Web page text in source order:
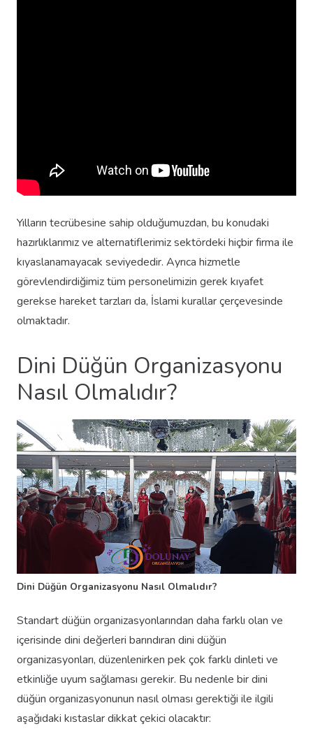
Yılların tecrübesine sahip olduğumuzdan, bu konudaki
hazırlıklarımız ve alternatiflerimiz sektördeki hiçbir firma ile
kıyaslanamayacak seviyededir. Ayrıca hizmetle
görevlendirdiğimiz tüm personelimizin gerek kıyafet
gerekse hareket tarzları da, İslami kurallar çerçevesinde
olmaktadır.
Dini Düğün Organizasyonu
Nasıl Olmalıdır?
Dini Düğün Organizasyonu Nasıl Olmalıdır?
Standart düğün organizasyonlarından daha farklı olan ve
içerisinde dini değerleri barındıran dini düğün
organizasyonları, düzenlenirken pek çok farklı dinleti ve
etkinliğe uyum sağlaması gerekir. Bu nedenle bir dini
düğün organizasyonunun nasıl olması gerektiği ile ilgili
aşağıdaki kıstaslar dikkat çekici olacaktır: